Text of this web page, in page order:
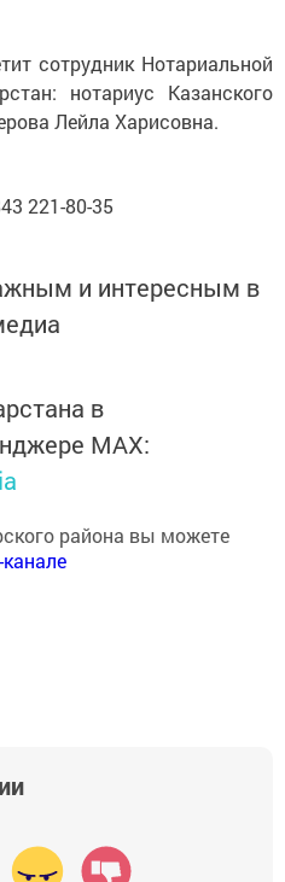
сотрудник Нотариальной
нотариус Казанского
Лейла Харисовна.
221-80-35
и интересным в
в
MАХ:
района вы можете